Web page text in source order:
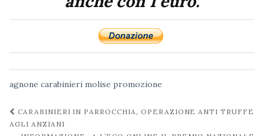
agnone carabinieri molise promozione
Navigazione
post
CARABINIERI IN PARROCCHIA, OPERAZIONE ANTI TRUFFE
AGLI ANZIANI